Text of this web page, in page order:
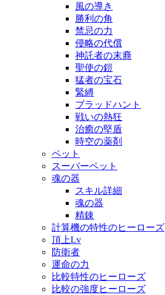
風の導き
勝利の角
禁忌の力
侵略の代償
神託者の末裔
聖使の鎧
猛者の宝石
緊縛
ブラッドハント
戦いの熱狂
治癒の堅盾
時空の薬剤
ペット
スーパーペット
魂の器
スキル詳細
魂の器
精錬
計算機の特性のヒーローズ
頂上Lv
防衛者
運命の力
比較特性のヒーローズ
比較の強度ヒーローズ